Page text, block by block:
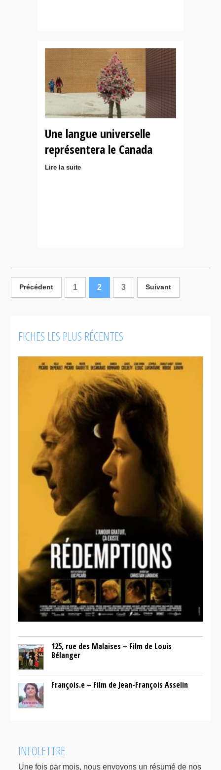
Une langue universelle
représentera le Canada
Lire la suite
Précédent 1 2 3 Suivant
FICHES LES PLUS RÉCENTES
125, rue des Malaises – Film de Louis
Bélanger
François.e – Film de Jean-François Asselin
INFOLETTRE
Une fois par mois, nous envoyons un résumé de nos